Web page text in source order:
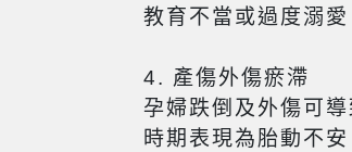
教育不當或過度溺
4. 產傷外傷瘀滯
孕婦跌倒及外傷可
時期表現為胎動不